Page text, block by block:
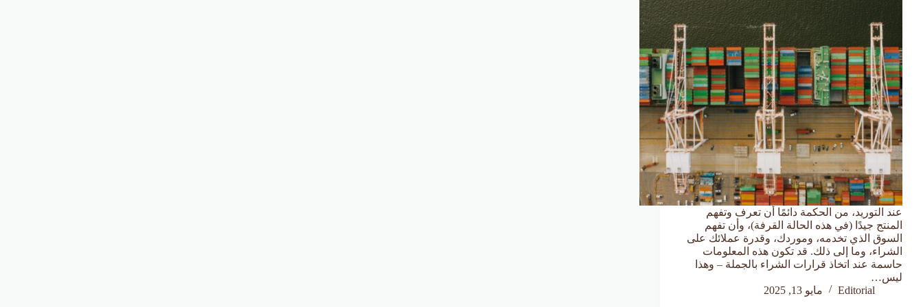
عند التوريد، من الحكمة دائمًا أن تعرف وتفهم
المنتج جيدًا (في هذه الحالة القرفة)، وأن تفهم
السوق الذي تخدمه، وموردك، وقدرة عملائك على
الشراء، وما إلى ذلك. قد تكون هذه المعلومات
حاسمة عند اتخاذ قرارات الشراء بالجملة – وهذا
ليس…
Editorial
مايو 13, 2025